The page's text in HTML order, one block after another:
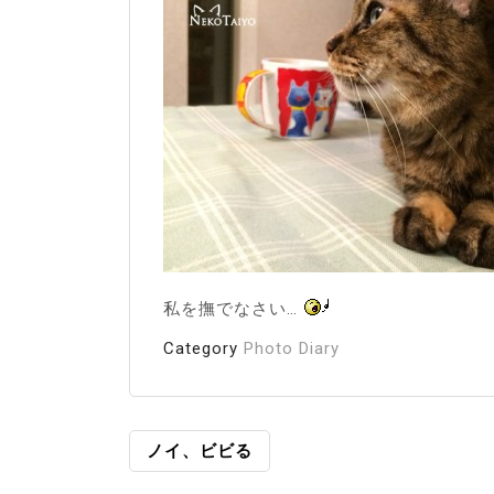
私を撫でなさい…
Category Photo Diary
投
ノイ、ビビる